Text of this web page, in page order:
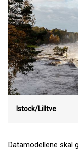
Istock/Lilltve
Datamodellene skal